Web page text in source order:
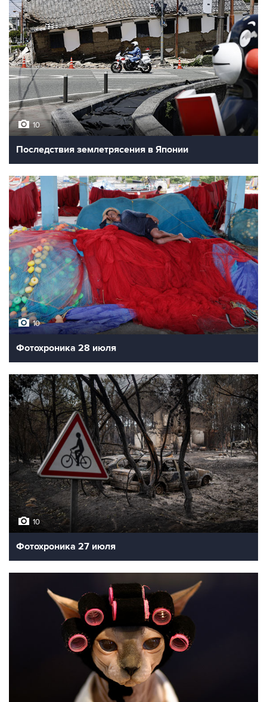
10
Последствия землетрясения в Японии
10
Фотохроника 28 июля
10
Фотохроника 27 июля